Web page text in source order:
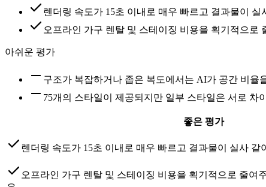
렌더링 속도가 15초 이내로 매우 빠르고 결과물이 실
오프라인 가구 렌탈 및 스테이징 비용을 획기적으로
아쉬운 평가
구조가 복잡하거나 좁은 복도에서는 AI가 공간 비율
75개의 스타일이 제공되지만 일부 스타일은 서로 차
좋은 평가
렌더링 속도가 15초 이내로 매우 빠르고 결과물이 실사 같
오프라인 가구 렌탈 및 스테이징 비용을 획기적으로 줄여